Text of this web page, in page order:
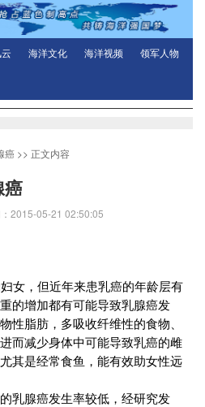
海洋文化 海洋视频 领军人物
癌 >> 正文内容
癌
05-21 02:50:05
女，但近年来患乳癌的年龄层有
的增加都有可能导致乳腺癌发
性脂肪，多吸收纤维性的食物、
而减少身体中可能导致乳癌的雌
其是经常食鱼，能有效助女性远
乳腺癌发生率较低，经研究发